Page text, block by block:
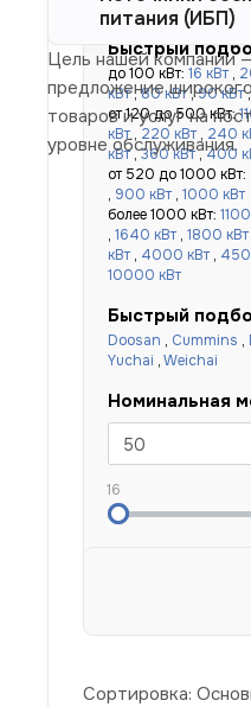
Быстрый
до 100 кВт: 16 кВт ,
кВт,80 кВт,90 кВт,
от 120 до 500 кВт:
кВт, 220 кВт , 240
кВт,360 кВт,400
от 520 до 1000 кВт:
, 900 кВт , 1000 кВт
более 1000 кВт:
, 1640 кВт , 1800 кВт
кВт , 4000 кВт ,
10000 кВт
Быстрый
Doosan , Cummins ,
Yuchai ,Weichai
Номинальная
16
Сортировка:
питания (ИБП)
Цель нашей компании —
предложение
товаров и услуг на
уровне обслуживания.